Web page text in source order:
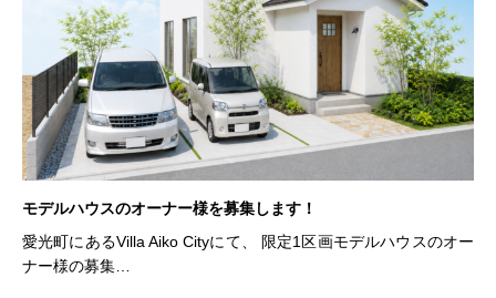
モデルハウスのオーナー様を募集します！
愛光町にあるVilla Aiko Cityにて、 限定1区画モデルハウスのオー
ナー様の募集…